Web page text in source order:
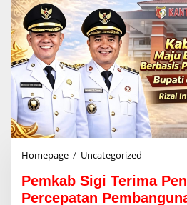
Homepage / Uncategorized
m
k
Pemkab Sigi Terima
Percepatan